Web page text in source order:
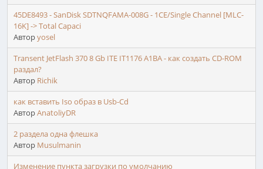
45DE8493 - SanDisk SDTNQFAMA-008G - 1CE/Single Channel [MLC-
16K] -> Total Capaci
Авторyosel
Transent JetFlash 370 8 Gb ITE IT1176 A1BA - как создать CD-ROM
раздал?
Автор Richik
как вставить Iso образ в Usb-Cd
АвторAnatoliyDR
2 раздела одна флешка
Автор Musulmanin
Изменение пункта загрузки по умолчанию